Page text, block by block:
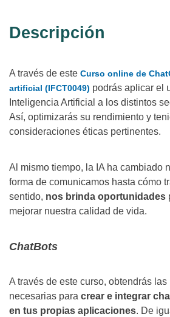
Descripción
A través de este Curso online de
artificial (IFCT0049) podrás aplicar el
Inteligencia Artificial a los distintos
Así, optimizarás su rendimiento y
consideraciones éticas pertinentes.
Al mismo tiempo, la IA ha cambiado
forma de comunicamos hasta cómo
sentido, nos brinda oportunidades
mejorar nuestra calidad de vida.
ChatBots
A través de este curso, obtendrás
necesarias para crear e integrar
en tus propias aplicaciones. De